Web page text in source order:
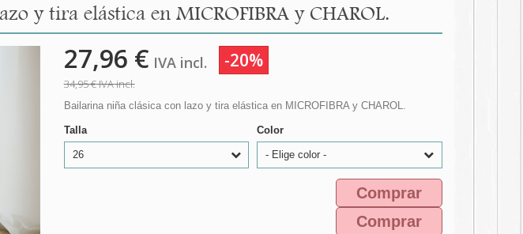
y tira elástica en MICROFIBRA y CHAROL.
27,96 € IVA incl. -20%
34,95 €IVA incl.
Bailarina niña clásica con lazo y tira elástica en MICROFIBRA y CHAROL.
Talla
26
Color
- Elige color -
Comprar
Comprar